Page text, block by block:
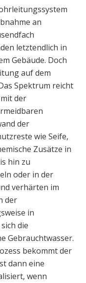
an
letztendlich in
Gebäude. Doch
auf dem
Spektrum reicht
der
der
wie Seife,
Zusätze in
hin zu
oder in der
verhärten im
der
in
die
Gebrauchtwasser.
bekommt der
dann eine
wenn